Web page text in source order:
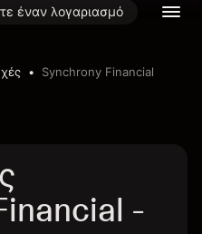
έναν λογαριασμό
Synchrony Financial
-